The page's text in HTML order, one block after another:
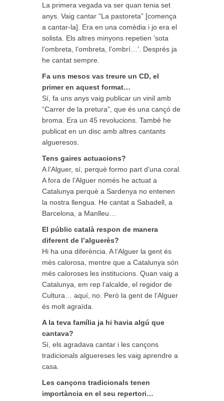
La primera vegada va ser quan tenia set
anys. Vaig cantar “La pastoreta” [comença
a cantar-la]. Era en una comèdia i jo era el
solista. Els altres minyons repetien ‘sota
l’ombreta, l’ombreta, l’ombrí…’. Després ja
he cantat sempre.
Fa uns mesos vas treure un CD, el
primer en aquest format…
Sí, fa uns anys vaig publicar un vinil amb
“Carrer de la pretura”, que és una cançó de
broma. Era un 45 revolucions. També he
publicat en un disc amb altres cantants
algueresos.
Tens gaires actuacions?
A l’Alguer, sí, perquè formo part d’una coral.
A fora de l’Alguer només he actuat a
Catalunya perquè a Sardenya no entenen
la nostra llengua. He cantat a Sabadell, a
Barcelona, a Manlleu…
El públic català respon de manera
diferent de l’alguerès?
Hi ha una diferència. A l’Alguer la gent és
més calorosa, mentre que a Catalunya són
més caloroses les institucions. Quan vaig a
Catalunya, em rep l’alcalde, el regidor de
Cultura… aquí, no. Però la gent de l’Alguer
és molt agraïda.
A la teva família ja hi havia algú que
cantava?
Sí, els agradava cantar i les cançons
tradicionals alguereses les vaig aprendre a
casa.
Les cançons tradicionals tenen
importància en el seu repertori…